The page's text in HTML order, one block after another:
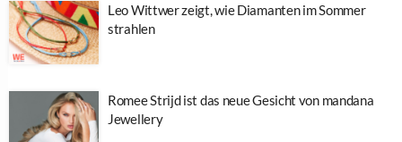
Leo Wittwer zeigt, wie Diamanten im Sommer
strahlen
Romee Strijd ist das neue Gesicht von mandana
Jewellery